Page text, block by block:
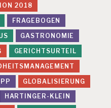
2018
FRAGEBOGEN
GASTRONOMIE
GERICHTSURTEIL
GLOBALISIERUNG
HARTINGER-KLEIN